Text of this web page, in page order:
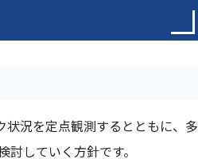
況を定点観測するとともに、多
していく方針です。